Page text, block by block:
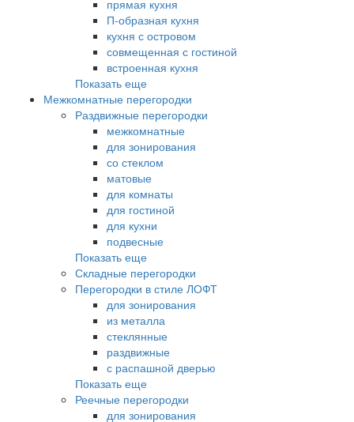
прямая кухня
П-образная кухня
кухня с островом
совмещенная с гостиной
встроенная кухня
Показать еще
Межкомнатные перегородки
Раздвижные перегородки
межкомнатные
для зонирования
со стеклом
матовые
для комнаты
для гостиной
для кухни
подвесные
Показать еще
Складные перегородки
Перегородки в стиле ЛОФТ
для зонирования
из металла
стеклянные
раздвижные
с распашной дверью
Показать еще
Реечные перегородки
для зонирования